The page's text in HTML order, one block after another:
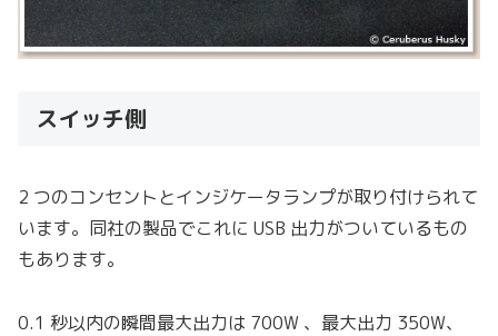
スイッチ側
2 つのコンセントとインジケータランプが取り付けられて
います。同社の製品でこれに USB 出力がついているもの
もあります。
0.1 秒以内の瞬間最大出力は 700W 、最大出力 350W、